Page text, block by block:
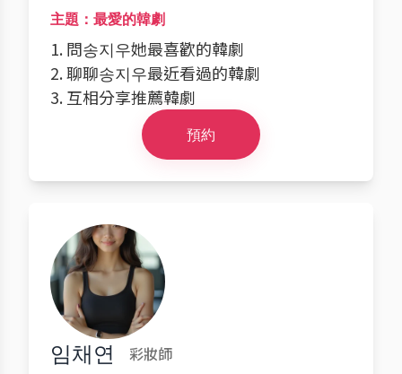
主題：最愛的韓劇
1. 問송지우她最喜歡的韓劇
2. 聊聊송지우最近看過的韓劇
3. 互相分享推薦韓劇
預約
임채연 彩妝師